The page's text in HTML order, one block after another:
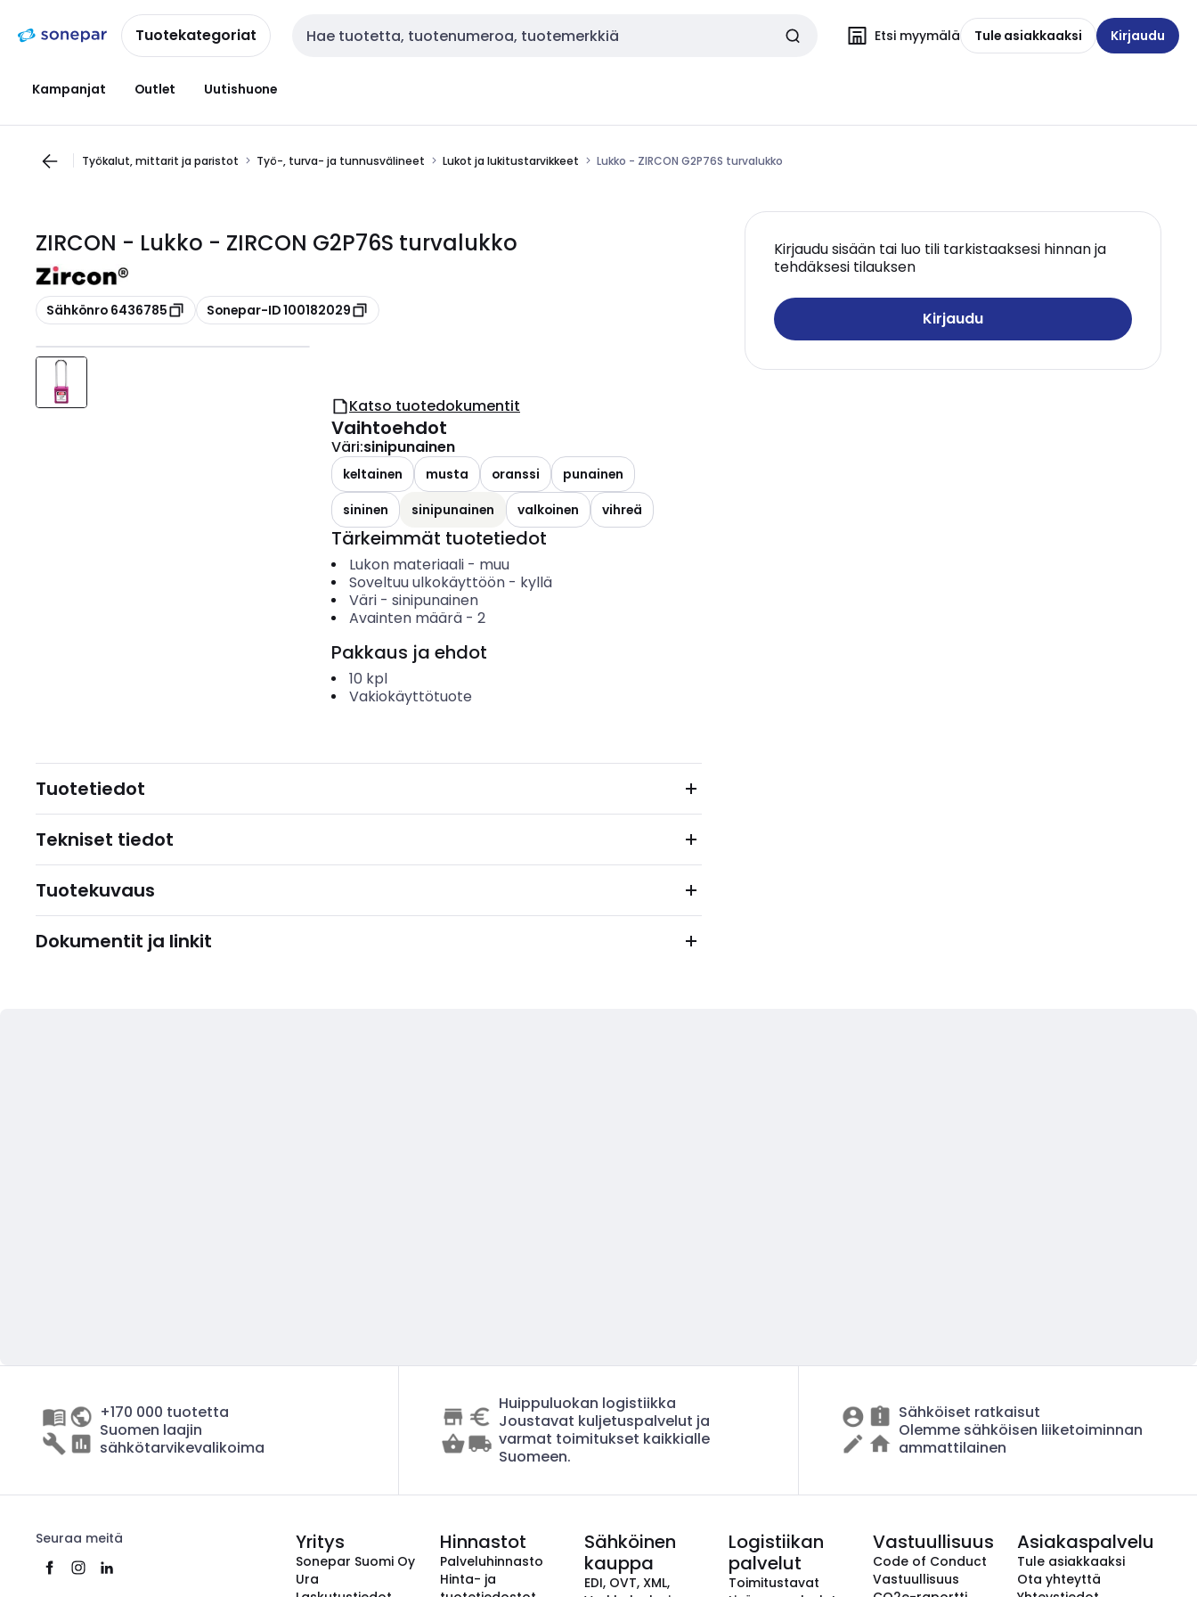
navigointiinsisältöönTuotekategoriat Haku Etsi myymälä Tule asiakkaaksi Kirjaudu
Kampanjat Outlet Uutishuone
Työkalut, mittarit ja paristot Työ-, turva- ja tunnusvälineet Lukot ja lukitustarvikkeet Lukko - ZIRCON G2P76S turvalukko
ZIRCON - Lukko - ZIRCON G2P76S turvalukko
Kopioi
Sähkönro 6436785 Kopioi
Sonepar-ID 100182029
Kirjaudu sisään tai luo tili tarkistaaksesi hinnan ja
tehdäksesi tilauksen
Kirjaudu
Katso tuotedokumentit
Vaihtoehdot
Väri:sinipunainen
keltainen musta oranssi
punainen
sininen
sinipunainen valkoinen vihreä
Tärkeimmät tuotetiedot
Lukon materiaali- muu
Soveltuu ulkokäyttöön- kyllä
Väri- sinipunainen
Avainten määrä- 2
Pakkaus ja ehdot
10 kpl
Vakiokäyttötuote
Tuotetiedot
Tekniset tiedot
Tuotekuvaus
Dokumentit ja linkit
+170 000 tuotetta
Suomen laajin
sähkötarvikevalikoima
Huippuluokan logistiikka
Joustavat kuljetuspalvelut ja
varmat toimitukset kaikkialle
Suomeen.
Sähköiset ratkaisut
Olemme sähköisen liiketoiminnan
ammattilainen
Seuraa meitä Yritys
Sonepar Suomi Oy
Ura
Hinnastot
Palveluhinnasto
Hinta- ja
Sähköinen
kauppa
EDI, OVT, XML,
Logistiikan
palvelut
Toimitustavat
Vastuullisuus
Code of Conduct
Vastuullisuus
Asiakaspalvelu
Tule asiakkaaksi
Ota yhteyttä